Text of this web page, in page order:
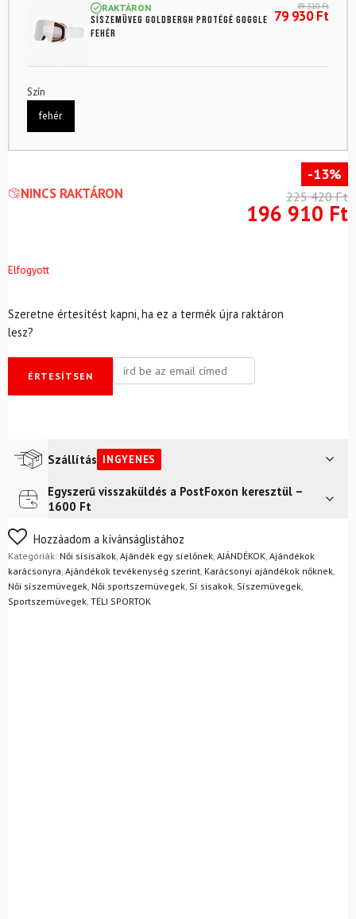
RAKTÁRON
Síszemüveg GOLDBERGH Protégé Goggle
fehér
89 310Ft
79 930Ft
Szín
fehér
NINCS RAKTÁRON
-13%
225 420Ft
196 910 Ft
Elfogyott
Szeretne értesítést kapni, ha ez a termék újra raktáron
lesz?
ÉRTESÍTSEN
Szállítás INGYENES
Futár a címreIngyenes
FoxPost
Egyszerű visszaküldés a PostFoxon keresztül –
1600 Ft
Nem biztos a választásában? Semmi gond – a terméket
egyszerűen visszaküldheti 14 napon belül, indoklás nélkül.
Mik a visszaküldés feltételei?
Hozzáadom a kívánságlistához
Kategóriák: Női sísisakok, Ajándék egy síelőnek, AJÁNDÉKOK, Ajándékok
karácsonyra, Ajándékok tevékenység szerint, Karácsonyi ajándékok nőknek,
Női síszemüvegek, Női sportszemüvegek, Sí sisakok, Síszemüvegek,
Sportszemüvegek, TÉLI SPORTOK